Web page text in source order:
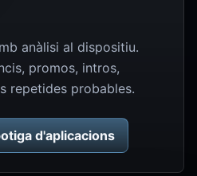
anàlisi al dispositiu.
promos, intros,
repetides probables.
d'aplicacions